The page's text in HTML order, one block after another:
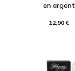
en argent
12,90 €